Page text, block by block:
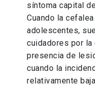
síntoma capital
Cuando la
adolescentes,
cuidadores por la
presencia de
cuando la
relativamente